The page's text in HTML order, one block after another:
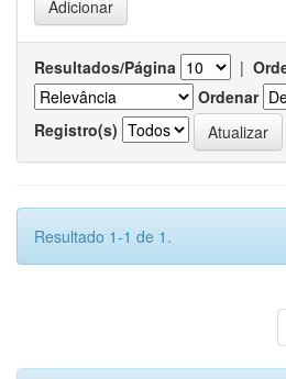
Resultados/Página |
Ordenar
Registro(s)
Resultado 1-1 de 1.